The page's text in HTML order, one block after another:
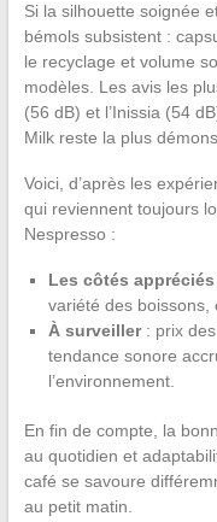
Si la silhouette soignée
bémols subsistent :
le recyclage et volume
modèles. Les avis les
(56 dB) et l’Inissia (54
Milk reste la plus
Voici, d’après les
qui reviennent toujours
Nespresso :
Les côtés appréciés
variété des boissons,
À surveiller: prix des
tendance sonore
l’environnement.
En fin de compte, la
au quotidien et
café se savoure
au petit matin.